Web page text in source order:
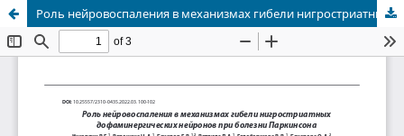
Роль нейровоспаления в механизмах гибели нигростриатных дофаминергических нейронов при болезни Паркинсона